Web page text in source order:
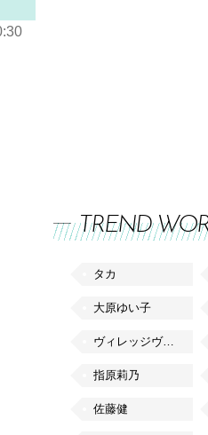
TREND
タカ
大原ゆい子
ヴィレッジヴァンガード
指原莉乃
佐藤健